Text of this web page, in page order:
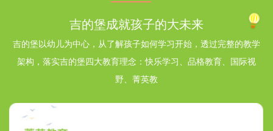
吉的堡成就孩子的大未来
吉的堡以幼儿为中心，从了解孩子如何学习开始，透过完整的教学
架构，落实吉的堡四大教育理念：快乐学习、品格教育、国际视
野、菁英教